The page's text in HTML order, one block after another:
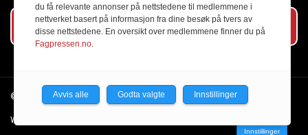
Abonner på vårt nyhetsbrev
© 2026 Byggmesteren. Personvernerklæring.
Webutvikling av Creatur
Innstillinger
du få relevante annonser på nettstedene til medlemmene i
nettverket basert på informasjon fra dine besøk på tvers av
disse nettstedene. En oversikt over medlemmene finner du på
Fagpressen.no.
Avvis alle Godta valgte Innstillinger